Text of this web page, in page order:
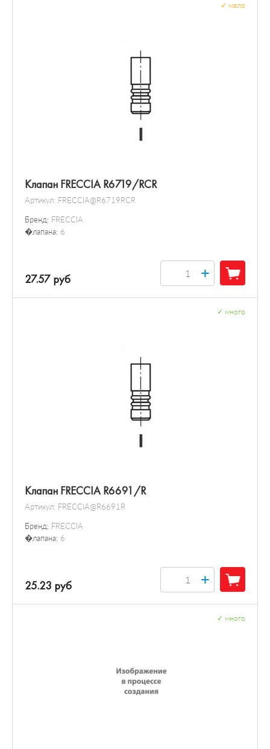
Клапан FRECCIA R6719/RCR
Артикул: FRECCIA@R6719RCR
Бренд: FRECCIA
�лапана: 6
мало
27.57 руб +
Клапан FRECCIA R6691/R
Артикул: FRECCIA@R6691R
Бренд: FRECCIA
�лапана: 6
много
25.23 руб +
много